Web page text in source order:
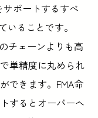
ポートするすべ
いることです。
チェーンよりも高
単精度に丸められ
できます。FMA命
するとオーバーヘ